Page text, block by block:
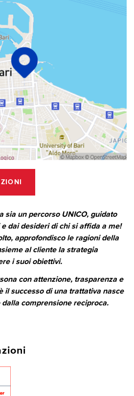
sia un percorso UNICO, guidato
dai desideri di chi si affida a me!
approfondisco le ragioni della
al cliente la strategia
i suoi obiettivi.
con attenzione, trasparenza e
il successo di una trattativa nasce
comprensione reciproca.